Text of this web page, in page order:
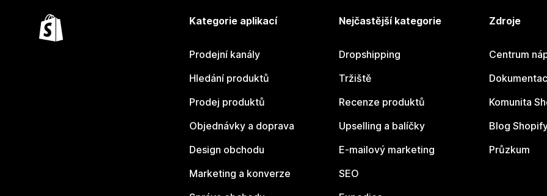
Kategorie aplikací
Prodejní kanály
Hledání produktů
Prodej produktů
Objednávky a doprava
Design obchodu
Marketing a konverze
Nejčastější kategorie
Dropshipping
Tržiště
Recenze produktů
Upselling a balíčky
E-mailový marketing
SEO
Zdroje
Centrum
Komunita
Blog
Průzkum